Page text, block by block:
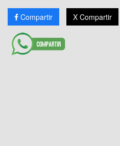
Compartir X Compartir